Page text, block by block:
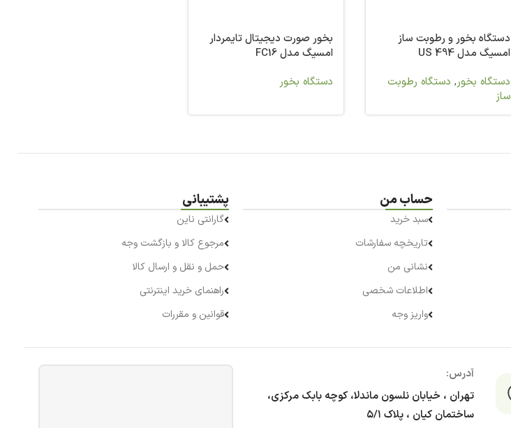
دستگاه بخور و رطوبت ساز
امسیگ مدل US 494
دستگاه بخور, دستگاه رطوبت
ساز
بخور صورت دیجیتال تایمردار
امسیگ مدل FC16
دستگاه بخور
حساب من
سبد خرید
تاریخچه سفارشات
نشانی من
اطلاعات شخصی
واریز وجه
پشتیبانی
گارانتی ناین
مرجوع کالا و بازگشت وجه
حمل و نقل و ارسال کالا
راهنمای خرید اینترنتی
قوانین و مقررات
آدرس:
تهران ، خیابان نلسون ماندلا، کوچه بابک مرکزی،
ساختمان کیان ، پلاک ۵/۱